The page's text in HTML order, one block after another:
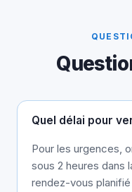
Quel délai pour
Pour les urgences,
sous 2 heures dans
rendez-vous